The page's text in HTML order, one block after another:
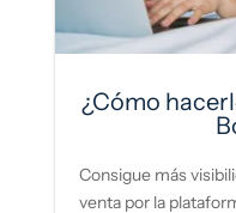
¿Cómo
Consigue más
venta por la